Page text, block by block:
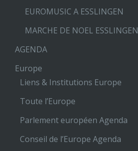
EUROMUSIC A ESSLINGEN
MARCHE DE NOEL ESSLINGEN
AGENDA
Europe
Liens & Institutions Europe
Toute l’Europe
Parlement européen Agenda
Conseil de l’Europe Agenda